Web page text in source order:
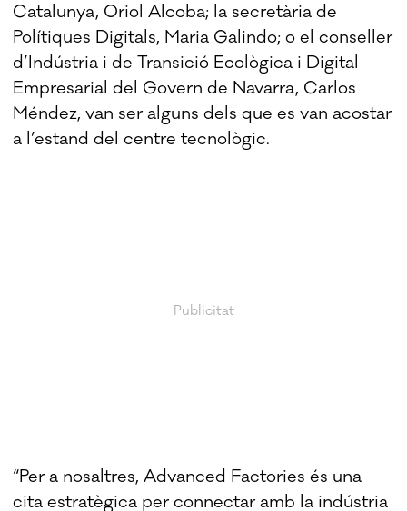
Catalunya, Oriol Alcoba; la secretària de
Polítiques Digitals, Maria Galindo; o el conseller
d’Indústria i de Transició Ecològica i Digital
Empresarial del Govern de Navarra, Carlos
Méndez, van ser alguns dels que es van acostar
a l’estand del centre tecnològic.
“Per a nosaltres, Advanced Factories és una
cita estratègica per connectar amb la indústria